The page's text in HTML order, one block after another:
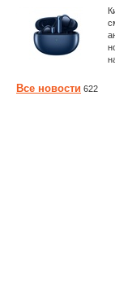
Все новости 622